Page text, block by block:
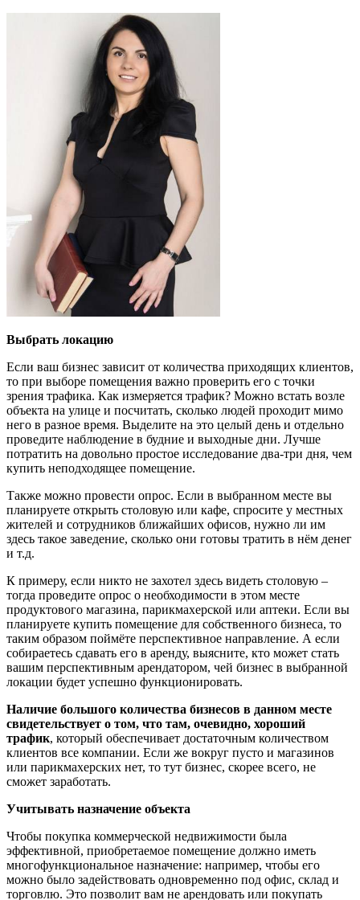
Выбрать локацию
Если ваш бизнес зависит от количества приходящих клиентов,
то при выборе помещения важно проверить его с точки
зрения трафика. Как измеряется трафик? Можно встать возле
объекта на улице и посчитать, сколько людей проходит мимо
него в разное время. Выделите на это целый день и отдельно
проведите наблюдение в будние и выходные дни. Лучше
потратить на довольно простое исследование два-три дня, чем
купить неподходящее помещение.
Также можно провести опрос. Если в выбранном месте вы
планируете открыть столовую или кафе, спросите у местных
жителей и сотрудников ближайших офисов, нужно ли им
здесь такое заведение, сколько они готовы тратить в нём денег
и т.д.
К примеру, если никто не захотел здесь видеть столовую –
тогда проведите опрос о необходимости в этом месте
продуктового магазина, парикмахерской или аптеки. Если вы
планируете купить помещение для собственного бизнеса, то
таким образом поймёте перспективное направление. А если
собираетесь сдавать его в аренду, выясните, кто может стать
вашим перспективным арендатором, чей бизнес в выбранной
локации будет успешно функционировать.
Наличие большого количества бизнесов в данном месте
свидетельствует о том, что там, очевидно, хороший
трафик, который обеспечивает достаточным количеством
клиентов все компании. Если же вокруг пусто и магазинов
или парикмахерских нет, то тут бизнес, скорее всего, не
сможет заработать.
Учитывать назначение объекта
Чтобы покупка коммерческой недвижимости была
эффективной, приобретаемое помещение должно иметь
многофункциональное назначение: например, чтобы его
можно было задействовать одновременно под офис, склад и
торговлю. Это позволит вам не арендовать или покупать